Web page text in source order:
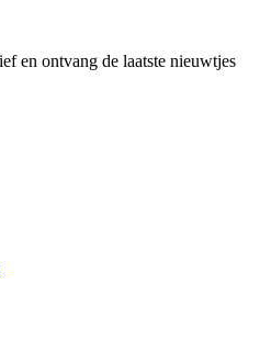
en ontvang de laatste nieuwtjes